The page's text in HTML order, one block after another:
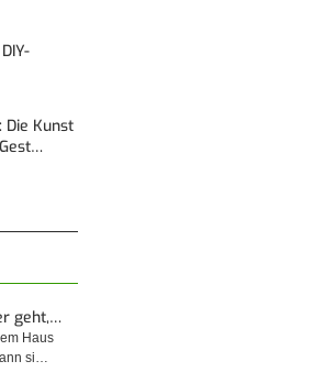
Die Kunst
geht,…
Haus
si…